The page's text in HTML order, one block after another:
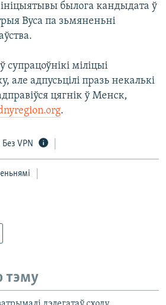
былога кандыдата ў
Вуса па зьмяненьні
супрацоўнікі міліцыі
але адпусьцілі празь некалькі
цягнік ў Менск,
.
Без VPN
тэму